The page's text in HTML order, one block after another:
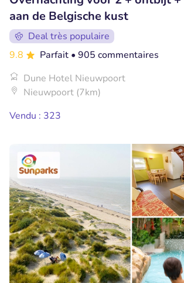
aan de Belgische kust
Deal très populaire
9.8
Parfait • 905 commentaires
Dune Hotel Nieuwpoort
Nieuwpoort (7km)
Vendu : 323